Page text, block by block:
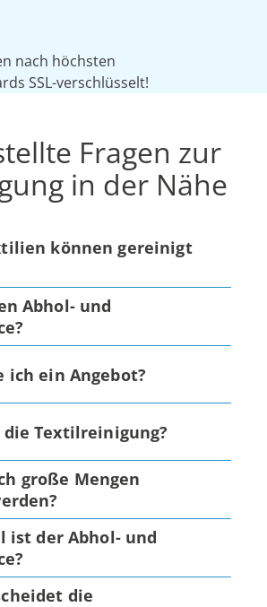
nach höchsten
SSL-verschlüsselt!
Fragen zur
in der Nähe
können gereinigt
Abhol- und
ich ein Angebot?
Textilreinigung?
große Mengen
ist der Abhol- und
die